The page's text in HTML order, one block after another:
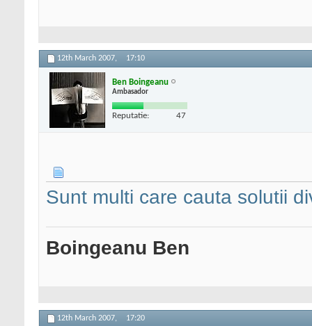
12th March 2007, 17:10
Ben Boingeanu
Ambasador
Reputatie: 47
Sunt multi care cauta solutii
Boingeanu Ben
12th March 2007, 17:20